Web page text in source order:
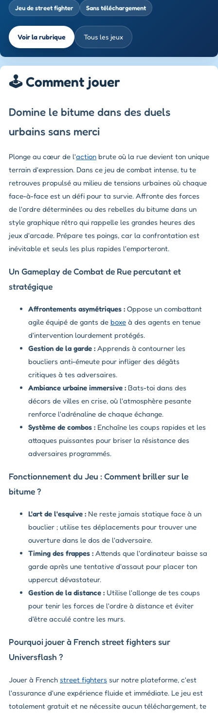
Jeu de street fighter Sans téléchargement
Voir la rubrique Tous les jeux
🕹️ Comment jouer
Domine le bitume dans des duels
urbains sans merci
Plonge au cœur de l'action brute où la rue devient ton unique
terrain d'expression. Dans ce jeu de combat intense, tu te
retrouves propulsé au milieu de tensions urbaines où chaque
face-à-face est un défi pour ta survie. Affronte des forces
de l'ordre déterminées ou des rebelles du bitume dans un
style graphique rétro qui rappelle les grandes heures des
jeux d'arcade. Prépare tes poings, car la confrontation est
inévitable et seuls les plus rapides l'emporteront.
Un Gameplay de Combat de Rue percutant et
stratégique
Affrontements asymétriques : Oppose un combattant
agile équipé de gants de boxe à des agents en tenue
d'intervention lourdement protégés.
Gestion de la garde : Apprends à contourner les
boucliers anti-émeute pour infliger des dégâts
critiques à tes adversaires.
Ambiance urbaine immersive : Bats-toi dans des
décors de villes en crise, où l'atmosphère pesante
renforce l'adrénaline de chaque échange.
Système de combos : Enchaîne les coups rapides et les
attaques puissantes pour briser la résistance des
adversaires programmés.
Fonctionnement du Jeu : Comment briller sur le
bitume ?
L'art de l'esquive : Ne reste jamais statique face à un
bouclier ; utilise tes déplacements pour trouver une
ouverture dans le dos de l'adversaire.
Timing des frappes : Attends que l'ordinateur baisse sa
garde après une tentative d'assaut pour placer ton
uppercut dévastateur.
Gestion de la distance : Utilise l'allonge de tes coups
pour tenir les forces de l'ordre à distance et éviter
d'être acculé contre les murs.
Pourquoi jouer à French street fighters sur
Universflash ?
Jouer à French street fighters sur notre plateforme, c'est
l'assurance d'une expérience fluide et immédiate. Le jeu est
totalement gratuit et ne nécessite aucun téléchargement, te